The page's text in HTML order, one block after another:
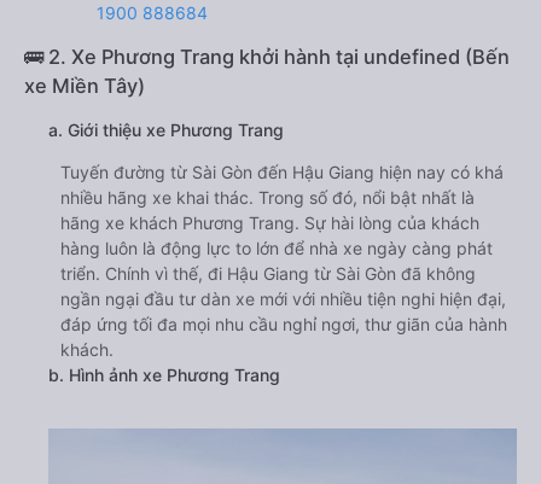
1900 888684
🚌 2. Xe Phương Trang khởi hành tại undefined (Bến
xe Miền Tây)
a. Giới thiệu xe Phương Trang
Tuyến đường từ Sài Gòn đến Hậu Giang hiện nay có khá
nhiều hãng xe khai thác. Trong số đó, nổi bật nhất là
hãng xe khách Phương Trang. Sự hài lòng của khách
hàng luôn là động lực to lớn để nhà xe ngày càng phát
triển. Chính vì thế, đi Hậu Giang từ Sài Gòn đã không
ngần ngại đầu tư dàn xe mới với nhiều tiện nghi hiện đại,
đáp ứng tối đa mọi nhu cầu nghỉ ngơi, thư giãn của hành
khách.
b. Hình ảnh xe Phương Trang